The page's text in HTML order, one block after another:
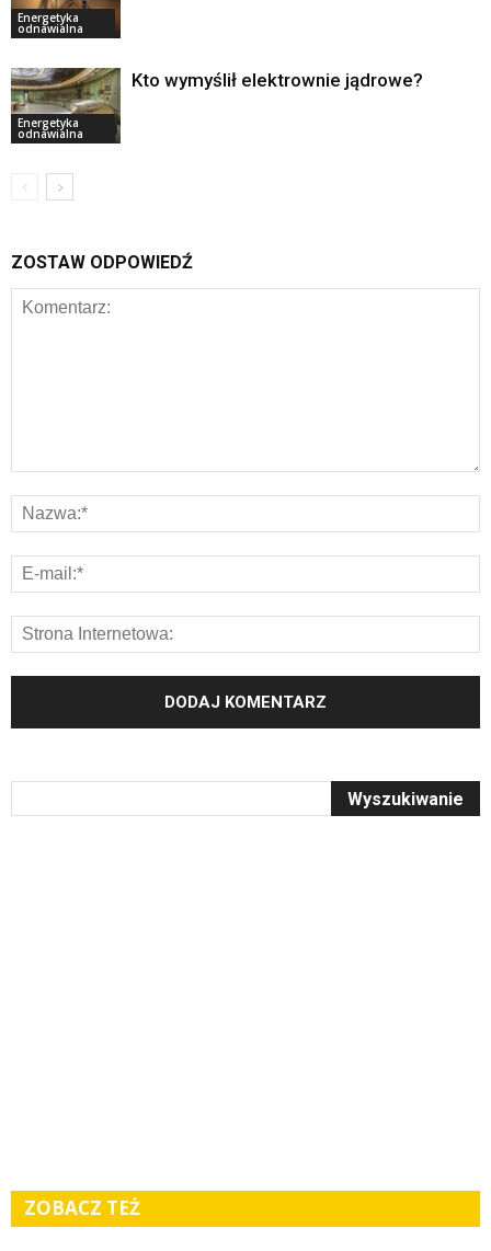
Energetyka
odnawialna
Energetyka
odnawialna
Kto wymyślił elektrownie jądrowe?
ZOSTAW ODPOWIEDŹ
ZOBACZ TEŻ